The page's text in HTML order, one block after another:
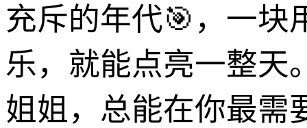
充斥的年代🎯，一块
乐，就能点亮一整天
姐姐，总能在你最需